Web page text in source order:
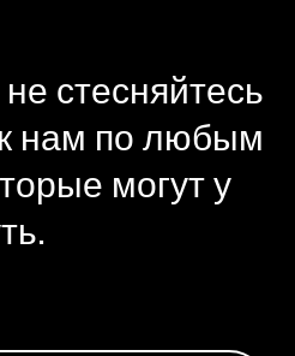
стесняйтесь
нам по любым
могут у